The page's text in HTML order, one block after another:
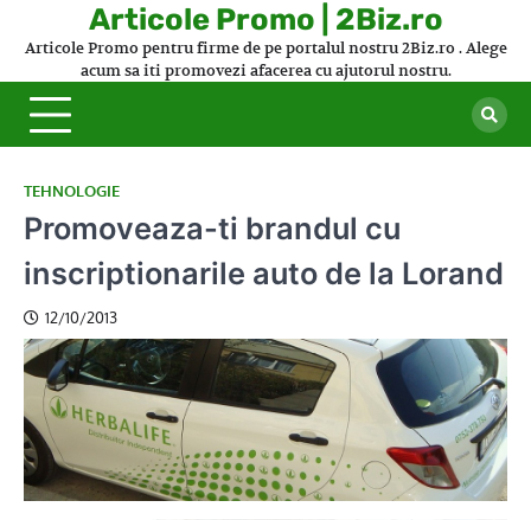
Articole Promo | 2Biz.ro
Articole Promo pentru firme de pe portalul nostru 2Biz.ro . Alege
acum sa iti promovezi afacerea cu ajutorul nostru.
TEHNOLOGIE
Promoveaza-ti brandul cu
inscriptionarile auto de la Lorand
12/10/2013